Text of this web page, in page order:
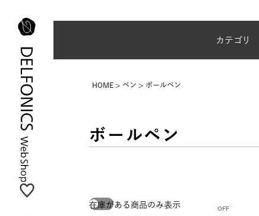
カテゴリ
HOME ペン ボールペン
ボールペン
在庫がある商品のみ表示